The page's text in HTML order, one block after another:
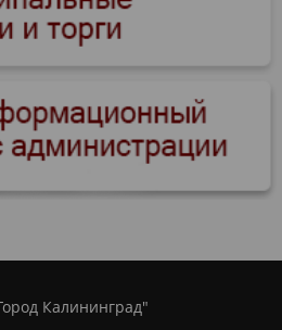
Калининград"